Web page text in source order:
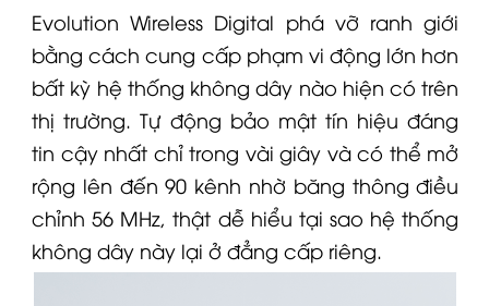
bằng cách cung cấp phạm vi động lớn hơn
bất kỳ hệ thống không dây nào hiện có trên
thị trường. Tự động bảo mật tín hiệu đáng
tin cậy nhất chỉ trong vài giây và có thể mở
rộng lên đến 90 kênh nhờ băng thông điều
chỉnh 56 MHz, thật dễ hiểu tại sao hệ thống
không dây này lại ở đẳng cấp riêng.